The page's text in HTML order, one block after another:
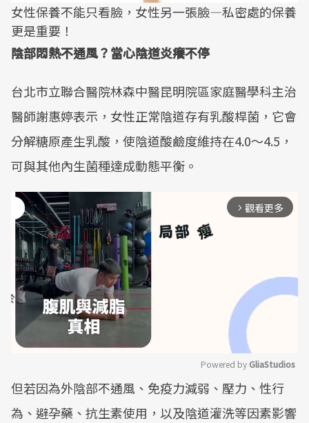
女性保養不能只看臉，女性另一張臉—私密處的保養
更是重要！
陰部悶熱不通風？當心陰道炎癢不停
台北市立聯合醫院林森中醫昆明院區家庭醫學科主治
醫師謝惠婷表示，女性正常陰道存有乳酸桿菌，它會
分解糖原產生乳酸，使陰道酸鹼度維持在4.0～4.5，
可與其他內生菌種達成動態平衡。
arrow_forward_ios 觀看更多
Mute
Powered by GliaStudios
但若因為外陰部不通風、免疫力減弱、壓力、性行
為、避孕藥、抗生素使用，以及陰道灌洗等因素影響